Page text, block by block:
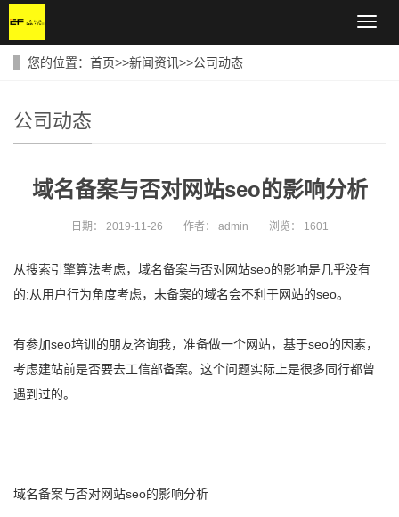
导
您的位置： 首页>>新闻资讯>>公司动态
公司动态
域名备案与否对网站seo的影响分析
日期： 2019-11-26 作者： admin 浏览： 1601
从搜索引擎算法考虑，域名备案与否对网站seo的影响是几乎没有
的;从用户行为角度考虑，未备案的域名会不利于网站的seo。
有参加seo培训的朋友咨询我，准备做一个网站，基于seo的因素，
考虑建站前是否要去工信部备案。这个问题实际上是很多同行都曾
遇到过的。
域名备案与否对网站seo的影响分析